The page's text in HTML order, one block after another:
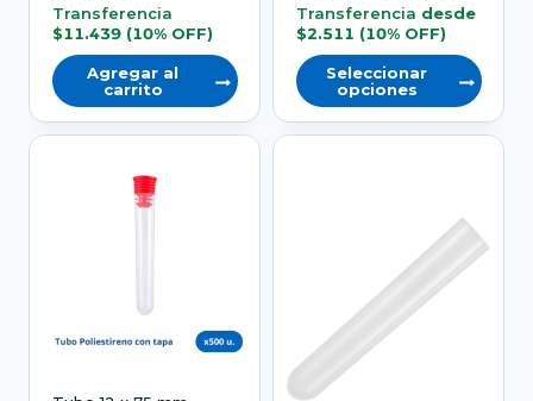
Transferencia
$11.439 (10% OFF)
Agregar al
carrito
de
desde
$2.790
hasta
Transferencia desde
$2.511 (10% OFF)
Seleccionar
opciones
Este
opciones
se
pueden